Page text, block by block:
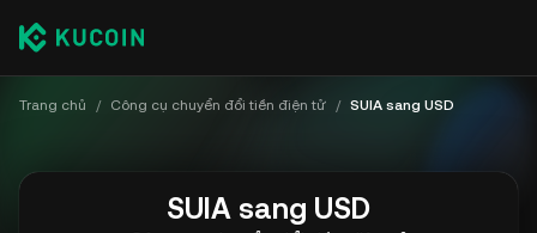
Trang chủ / Công cụ chuyển đổi tiền điện tử / SUIA sang USD
SUIA sang USD